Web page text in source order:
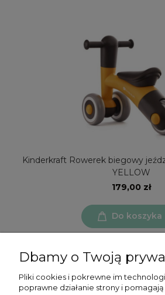
Kinderkraft Rowerek biegowy
YELLOW
179,00 zł
Do koszyka
Dbamy o Twoją
Pliki cookies i pokrewne im
poprawne działanie strony i